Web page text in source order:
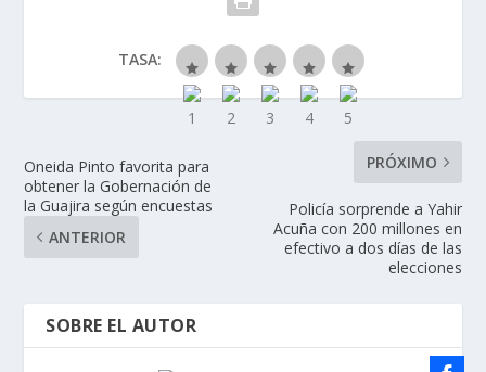
TASA:
Oneida Pinto favorita para
obtener la Gobernación de
la Guajira según encuestas
ANTERIOR
PRÓXIMO
Policía sorprende a Yahir
Acuña con 200 millones en
efectivo a dos días de las
elecciones
SOBRE EL AUTOR